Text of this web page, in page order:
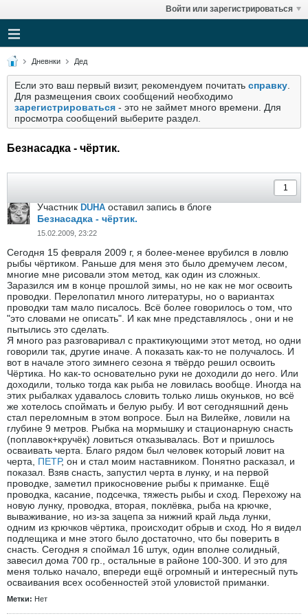
Войти или зарегистрироваться
Дневнки Дед
Если это ваш первый визит, рекомендуем почитать справку
Для размещения своих сообщений необходимо
зарегистрироваться - это не займет много времени. Для
просмотра сообщений выберите раздел.
Безнасадка - чёртик.
Участник DUHA оставил запись в блоге
Безнасадка - чёртик.
15.02.2009, 23:22
Сегодня 15 февраля 2009 г, я более-менее врубился в ловлю
рыбы чёртиком. Раньше для меня это было дремучем лесом,
многие мне рисовали этом метод, как один из сложных.
Заразился им в конце прошлой зимы, но не как не мог освоить
проводки. Перелопатил много литературы, но о вариантах
проводки там мало писалось. Всё более говорилось о том, что
"это словами не описать". И как мне представлялось , они и не
пытылись это сделать.
Я много раз разговаривал с практикующими этот метод, но одни
говорили так, другие иначе. А показать как-то не получалось. И
вот в начале этого зимнего сезона я твёрдо решил освоить
Чёртика. Но как-то основательно руки не доходили до него. Или
доходили, только тогда как рыба не ловилась вообще. Иногда на
этих рыбалках удавалось словить только лишь окуньков, но всё
же хотелось споймать и белую рыбу. И вот сегодняшний день
стал переломным в этом вопросе. Был на Вилейке, ловили на
глубине 9 метров. Рыбка на мормышку и стационарную снасть
(поплавок+кручёк) ловиться отказывалась. Вот и пришлось
осваивать черта. Благо рядом был человек который ловит на
черта, ПЕТР, он и стал моим наставником. Понятно расказал, и
показал. Взяв снасть, запустил черта в лунку, и на первой
проводке, заметил прикосновение рыбы к приманке. Ещё
проводка, касание, подсечка, тяжесть рыбы и сход. Перехожу на
новую лунку, проводка, вторая, поклёвка, рыба на крючке,
вываживание, но из-за зацепа за нижний край льда лунки,
одним из крючков чёртика, происходит обрыв и сход. Но я видел
подлещика и мне этого было достаточно, что бы поверить в
снасть. Сегодня я споймал 16 штук, один вполне солидный,
завесил дома 700 гр., остальные в районе 100-300. И это для
меня только начало, впереди ещё огромный и интересный путь
осваивания всех особенностей этой уловистой приманки.
Метки: Нет